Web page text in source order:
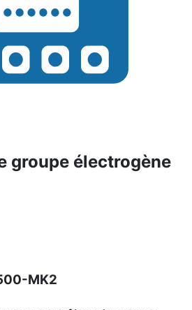
groupe électrogène
MK2